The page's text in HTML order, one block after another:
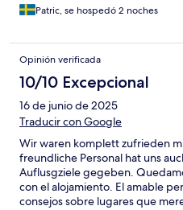
Patric, se hospedó 2 noches
Opinión verificada
10/10 Excepcional
16 de junio de 2025
Traducir con Google
Wir waren komplett zufrieden
freundliche Personal hat uns
Auflusgziele gegeben.
con el alojamiento. El amable
consejos sobre lugares que